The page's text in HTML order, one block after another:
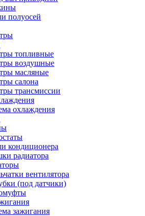
полуосей
топливные
воздушные
масляные
салона
трансмиссии
охлаждения
кондиционера
радиатора
вентилятора
(под датчики)
зажигания